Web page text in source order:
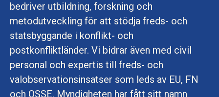
bedriver utbildning, forskning och
metodutveckling för att stödja freds- och
statsbyggande i konflikt- och
postkonfliktländer. Vi bidrar även med civil
personal och expertis till freds- och
valobservationsinsatser som leds av EU, FN
och OSSE. Myndigheten har fått sitt namn